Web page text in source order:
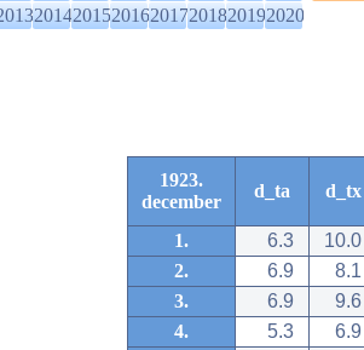
2014201520162017201820192020
1923.
december
d_ta d_tx
1. 6.3
10.0
2.
6.9
8.1
3.
6.9
9.6
4.
5.3
6.9